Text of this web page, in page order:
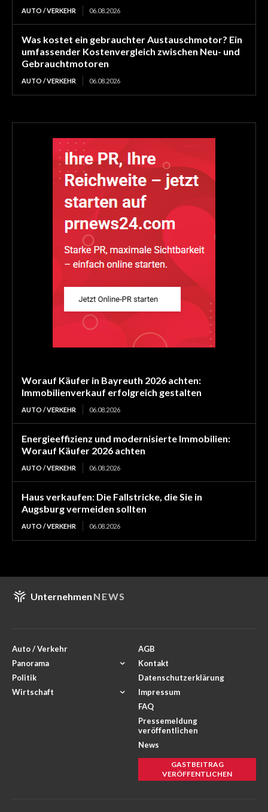
AUTO / VERKEHR 06.08.2026
Was kostet ein gebrauchter Austauschmotor? Ein
umfassender Kostenvergleich zwischen Neu- und
Gebrauchtmotoren
AUTO / VERKEHR 06.08.2026
Worauf Käufer in Bayreuth 2026 achten:
Immobilienverkauf erfolgreich gestalten
AUTO / VERKEHR 06.08.2026
Energieeffizienz und modernisierte Immobilien:
Worauf Käufer 2026 achten
AUTO / VERKEHR 06.08.2026
Haus verkaufen: Die Fallstricke, die Sie in
Augsburg vermeiden sollten
AUTO / VERKEHR 06.08.2026
Unternehmen NEWS
Auto / Verkehr
Panorama
Politik
Wirtschaft
AGB
Kontakt
Datenschutzerklärung
Impressum
FAQ
Pressemeldung
veröffentlichen
News
GASTBEITRAG
VERÖFFENTLICHEN